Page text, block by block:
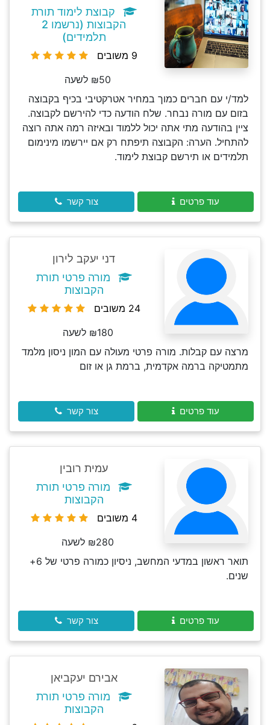
קבוצת לימוד תורת
הקבוצות (נרשמו 2
תלמידים)
9 משובים
₪50 לשעה
למד/י עם חברים כמוך במחיר אטרקטיבי בכיף בקבוצה
בזום עם מורה נבחר. שלח הודעה כדי להירשם לקבוצה.
ציין בהודעה מתי אתה יכול ללמוד ובאיזה רמה אתה רוצה
להתחיל. הערה: הקבוצה תיפתח רק אם יירשמו מינימום
תלמידים או תירשם קבוצת לימוד.
עוד פרטים צור קשר
דני יעקב לירון
מורה פרטי תורת
הקבוצות
24 משובים
₪180 לשעה
מרצה עם קבלות. מורה פרטי מעולה עם המון ניסון מלמד
מתמטיקה ברמה אקדמית, ברמת גן או זום
עוד פרטים צור קשר
עמית רובין
מורה פרטי תורת
הקבוצות
4 משובים
₪280 לשעה
תואר ראשון במדעי המחשב, ניסיון כמורה פרטי של 6+
שנים.
עוד פרטים צור קשר
אבירם יעקביאן
מורה פרטי תורת
הקבוצות